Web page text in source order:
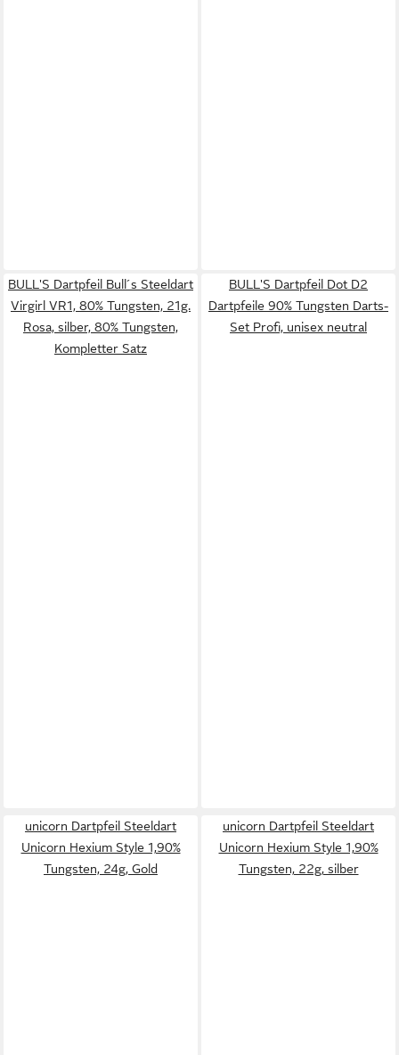
BULL'S Dartpfeil Bull´s Steeldart
Virgirl VR1, 80% Tungsten, 21g.
Rosa, silber, 80% Tungsten,
Kompletter Satz
BULL'S Dartpfeil Dot D2
Dartpfeile 90% Tungsten Darts-
Set Profi, unisex neutral
unicorn Dartpfeil Steeldart
Unicorn Hexium Style 1,90%
Tungsten, 24g, Gold
unicorn Dartpfeil Steeldart
Unicorn Hexium Style 1,90%
Tungsten, 22g, silber